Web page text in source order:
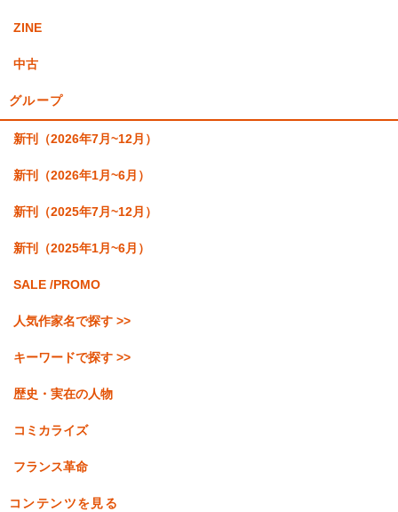
ZINE
中古
グループ
新刊（2026年7月~12月）
新刊（2026年1月~6月）
新刊（2025年7月~12月）
新刊（2025年1月~6月）
SALE /PROMO
人気作家名で探す >>
キーワードで探す >>
歴史・実在の人物
コミカライズ
フランス革命
コンテンツを見る